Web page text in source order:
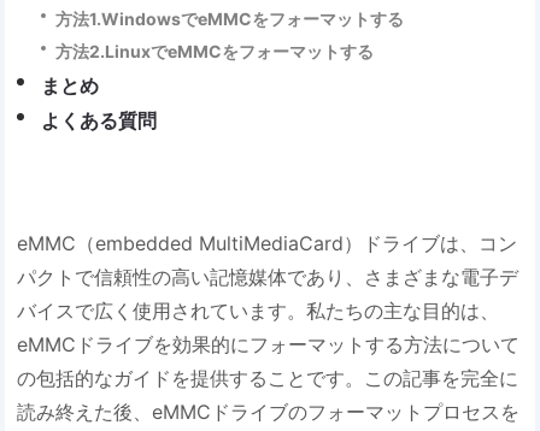
方法1.WindowsでeMMCをフォーマットする
方法2.LinuxでeMMCをフォーマットする
まとめ
よくある質問
eMMC（embedded MultiMediaCard）ドライブは、コン
パクトで信頼性の高い記憶媒体であり、さまざまな電子デ
バイスで広く使用されています。私たちの主な目的は、
eMMCドライブを効果的にフォーマットする方法について
の包括的なガイドを提供することです。この記事を完全に
読み終えた後、eMMCドライブのフォーマットプロセスを